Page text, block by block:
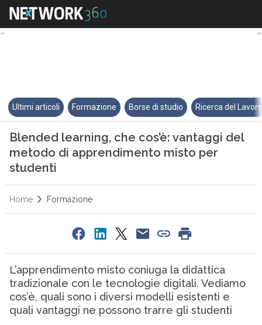
Blended learning, che cos’è:
Ultimi articoli Formazione Borse di studio Ricerca del
Blended learning, che cos’è: vantaggi del
metodo di apprendimento misto per
studenti
Home Formazione
L’apprendimento misto coniuga la didattica
tradizionale con le tecnologie digitali. Vediamo
cos’è, quali sono i diversi modelli esistenti e
quali vantaggi ne possono trarre gli studenti